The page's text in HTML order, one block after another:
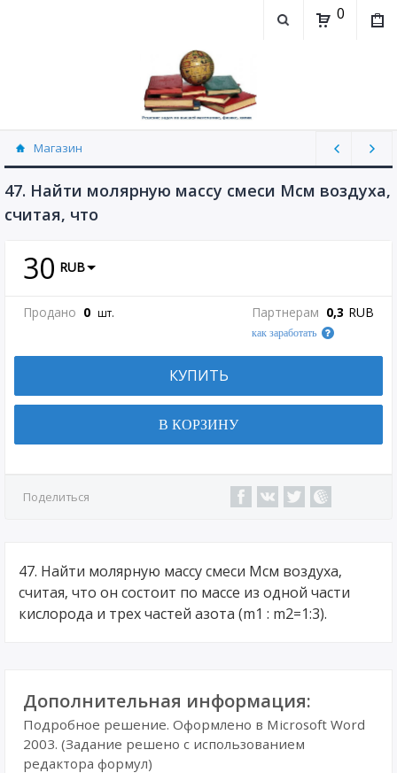
0
Магазин
Физика, химия (рассылаю Doc+PDF) (8689)
47. Найти молярную массу смеси Mсм воздуха,
считая, что
30 RUB
Продано 0 шт. Партнерам 0,3 RUB
как заработать
КУПИТЬ
В КОРЗИНУ
Поделиться
47. Найти молярную массу смеси Mсм воздуха,
считая, что он состоит по массе из одной части
кислорода и трех частей азота (m1 : m2=1:3).
Дополнительная информация:
Подробное решение. Оформлено в Microsoft Word
2003. (Задание решено с использованием
редактора формул)